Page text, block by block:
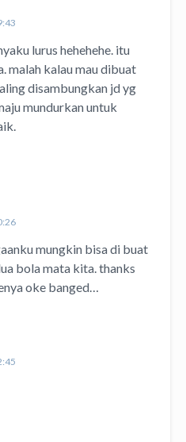
lurus hehehehe. itu
malah kalau mau dibuat
disambungkan jd yg
mundurkan untuk
mungkin bisa di buat
bola mata kita. thanks
oke banged…